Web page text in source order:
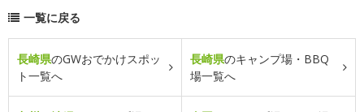
一覧に戻る
長崎県のGWおでかけスポッ
ト一覧へ
長崎県のキャンプ場・BBQ
場一覧へ